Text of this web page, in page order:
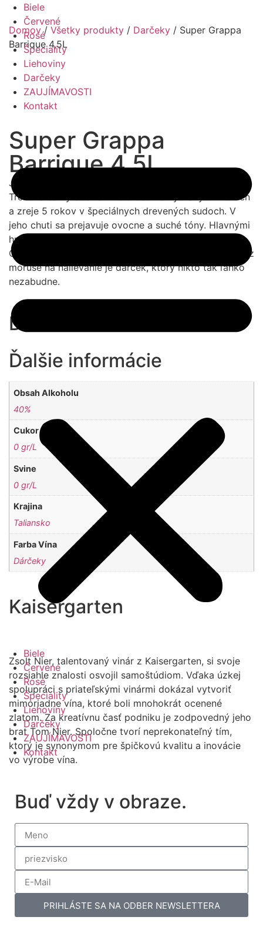
Biele
Červené
Rosé
Špeciality
Liehoviny
Darčeky
ZAUJÍMAVOSTI
Kontakt
Biele
Červené
Rosé
Špeciality
Liehoviny
Darčeky
ZAUJÍMAVOSTI
Kontakt
Domov/ Všetky produkty / Darčeky / Super Grappa
Barrique 4,5L
Super Grappa
Barrique 4,5L
Jedinečná „Grappa Super – ORI DI GRAPPA Barrique“ z
Trentina sa vyrába len z starostlivo vybraných hrozien
a zreje 5 rokov v špeciálnych drevených sudoch. V
jeho chuti sa prejavuje ovocne a suché tóny. Hlavnými
hroznovými základmi sú Chardonnay a Barolo.
Obrovská 4,5 l fľaša v drevenej krabici a so stojanom z
moruše na nalievanie je darček, ktorý nikto tak ľahko
nezabudne.
Další informace
Ďalšie informácie
Obsah Alkoholu
40%
Cukor
0 gr/L
Svine
0 gr/L
Krajina
Taliansko
Farba Vína
Dárčeky
Kaisergarten
Zsolt Nier, talentovaný vinár z Kaisergarten, si svoje
rozsiahle znalosti osvojil samoštúdiom. Vďaka úzkej
spolupráci s priateľskými vinármi dokázal vytvoriť
mimoriadne vína, ktoré boli mnohokrát ocenené
zlatom. Za kreatívnu časť podniku je zodpovedný jeho
brat Tom Nier. Spoločne tvorí neprekonateľný tím,
ktorý je synonymom pre špičkovú kvalitu a inovácie
vo výrobe vína.
Buď vždy v obraze.
PRIHLÁSTE SA NA ODBER NEWSLETTERA